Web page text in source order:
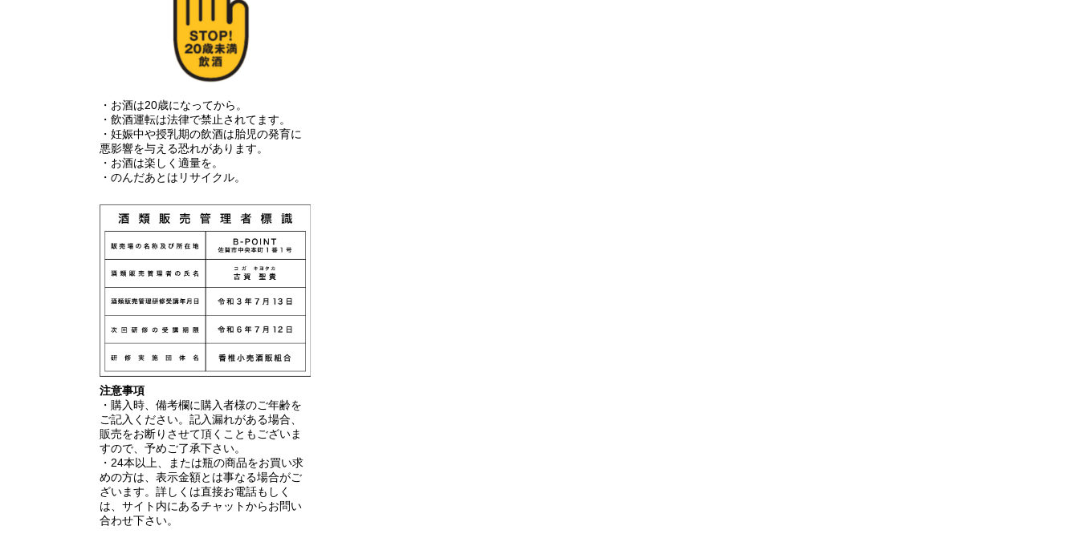
・お酒は20歳になってから。
・飲酒運転は法律で禁止されてます。
・妊娠中や授乳期の飲酒は胎児の発育に
悪影響を与える恐れがあります。
・お酒は楽しく適量を。
・のんだあとはリサイクル。
注意事項
・購入時、備考欄に購入者様のご年齢を
ご記入ください。記入漏れがある場合、
販売をお断りさせて頂くこともございま
すので、予めご了承下さい。
・24本以上、または瓶の商品をお買い求
めの方は、表示金額とは事なる場合がご
ざいます。詳しくは直接お電話もしく
は、サイト内にあるチャットからお問い
合わせ下さい。